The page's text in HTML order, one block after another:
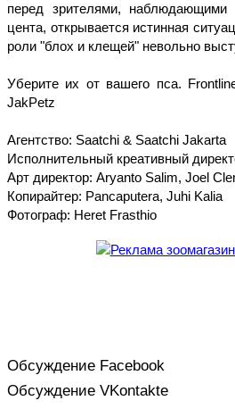
перед зрителями, наблюдающими
цента, открывается истинная
роли "блох и клещей" невольно
Уберите их от вашего пса.
JakPetz
Агентство: Saatchi & Saatchi Jakarta
Исполнительный креативный
Арт директор: Aryanto Salim, Joel
Копирайтер: Pancaputera, Juhi Kalia
Фотограф: Heret Frasthio
Обсуждение Facebook
Обсуждение VKontakte